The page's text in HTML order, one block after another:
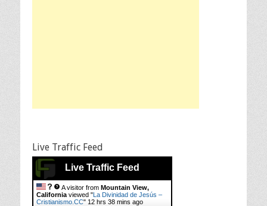
Live Traffic Feed
Live Traffic Feed
A visitor from Mountain View,
California viewed "La Divinidad de Jesús –
Cristianismo.CC" 12 hrs 38 mins ago